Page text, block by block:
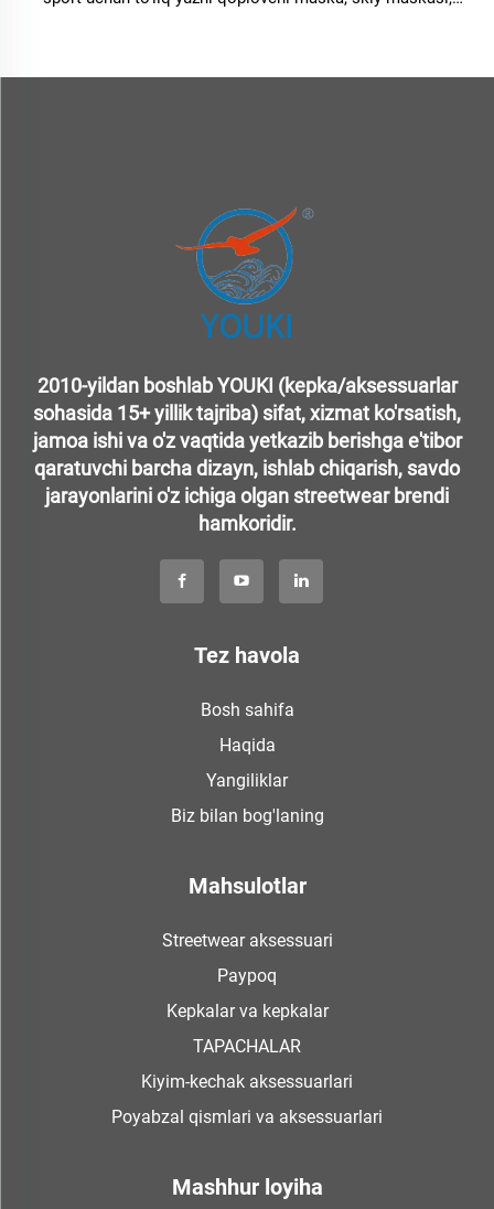
2010-yildan boshlab YOUKI (kepka/aksessuarlar
sohasida 15+ yillik tajriba) sifat, xizmat ko'rsatish,
jamoa ishi va o'z vaqtida yetkazib berishga e'tibor
qaratuvchi barcha dizayn, ishlab chiqarish, savdo
jarayonlarini o'z ichiga olgan streetwear brendi
hamkoridir.
Tez havola
Bosh sahifa
Haqida
Yangiliklar
Biz bilan bog'laning
Mahsulotlar
Streetwear aksessuari
Paypoq
Kepkalar va kepkalar
TAPACHALAR
Kiyim-kechak aksessuarlari
Poyabzal qismlari va aksessuarlari
Mashhur loyiha